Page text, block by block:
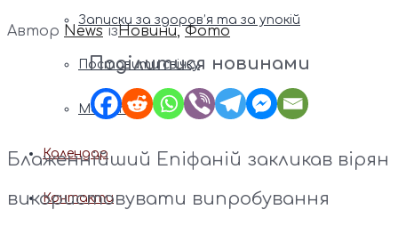
Записки за здоров’я та за упокій
Поставити свічку
Молитви
Календар
Контакти
Автор News ізНовини,Фото
Поділитися новинами
Блаженнійший Епіфаній закликав вірян
використовувати випробування